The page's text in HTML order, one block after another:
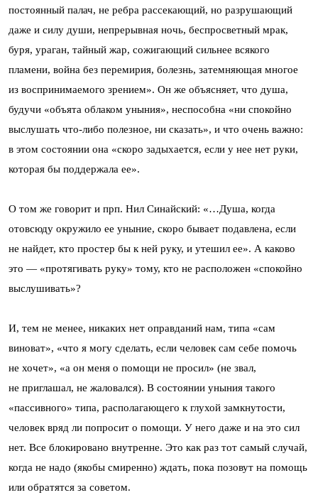
постоянный палач, не ребра рассекающий, но разрушающий
даже и силу души, непрерывная ночь, беспросветный мрак,
буря, ураган, тайный жар, сожигающий сильнее всякого
пламени, война без перемирия, болезнь, затемняющая многое
из воспринимаемого зрением». Он же объясняет, что душа,
будучи «объята облаком уныния», неспособна «ни спокойно
выслушать что-либо полезное, ни сказать», и что очень важно:
в этом состоянии она «скоро задыхается, если у нее нет руки,
которая бы поддержала ее».
О том же говорит и прп. Нил Синайский: «…Душа, когда
отовсюду окружило ее уныние, скоро бывает подавлена, если
не найдет, кто простер бы к ней руку, и утешил ее». А каково
это — «протягивать руку» тому, кто не расположен «спокойно
выслушивать»?
И, тем не менее, никаких нет оправданий нам, типа «сам
виноват», «что я могу сделать, если человек сам себе помочь
не хочет», «а он меня о помощи не просил» (не звал,
не приглашал, не жаловался). В состоянии уныния такого
«пассивного» типа, располагающего к глухой замкнутости,
человек вряд ли попросит о помощи. У него даже и на это сил
нет. Все блокировано внутренне. Это как раз тот самый случай,
когда не надо (якобы смиренно) ждать, пока позовут на помощь
или обратятся за советом.